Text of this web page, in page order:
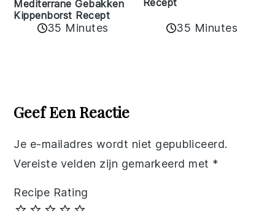
Mediterrane Gebakken
Kippenborst Recept
35 Minutes 35 Minutes
Interactions
Geef Een Reactie
Je e-mailadres wordt niet gepubliceerd.
Vereiste velden zijn gemarkeerd met *
Recipe Rating